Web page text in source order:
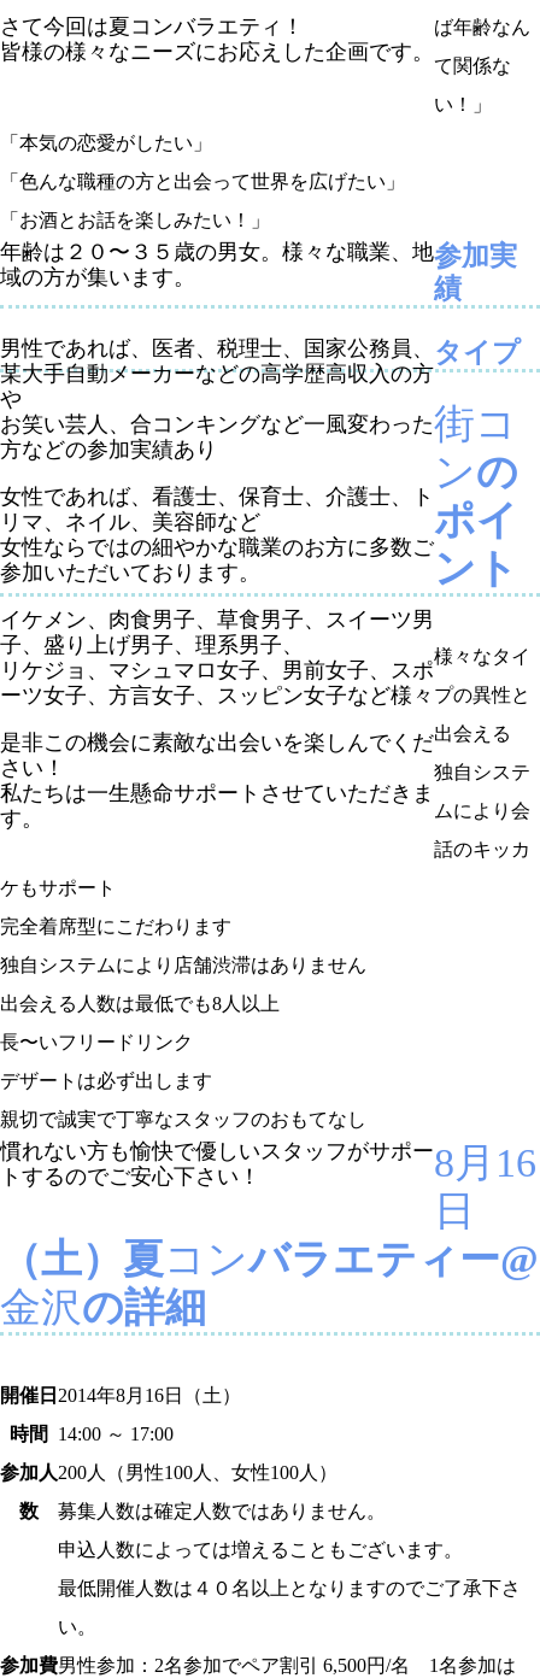
さて今回は夏コンバラエティ！
皆様の様々なニーズにお応えした企画です。
ば年齢なん
て関係な
い！」
「本気の恋愛がしたい」
「色んな職種の方と出会って世界を広げたい」
「お酒とお話を楽しみたい！」
年齢は２０〜３５歳の男女。様々な職業、地
域の方が集います。
参加実
績
男性であれば、医者、税理士、国家公務員、
某大手自動メーカーなどの高学歴高収入の方
や
お笑い芸人、合コンキングなど一風変わった
方などの参加実績あり
女性であれば、看護士、保育士、介護士、ト
リマ、ネイル、美容師など
女性ならではの細やかな職業のお方に多数ご
参加いただいております。
タイプ
イケメン、肉食男子、草食男子、スイーツ男
子、盛り上げ男子、理系男子、
リケジョ、マシュマロ女子、男前女子、スポ
ーツ女子、方言女子、スッピン女子など様々
是非この機会に素敵な出会いを楽しんでくだ
さい！
私たちは一生懸命サポートさせていただきま
す。
街コ
ンの
ポイ
ント
様々なタイ
プの異性と
出会える
独自システ
ムにより会
話のキッカ
ケもサポート
完全着席型にこだわります
独自システムにより店舗渋滞はありません
出会える人数は最低でも8人以上
長〜いフリードリンク
デザートは必ず出します
親切で誠実で丁寧なスタッフのおもてなし
慣れない方も愉快で優しいスタッフがサポー
トするのでご安心下さい！
8月16
日
（土）夏コンバラエティー@
金沢の詳細
開催日 2014年8月16日（土）
時間
14:00 ～ 17:00
参加人
数
200人（男性100人、女性100人）
募集人数は確定人数ではありません。
申込人数によっては増えることもございます。
最低開催人数は４０名以上となりますのでご了承下さ
い。
参加費男性参加：2名参加でペア割引 6,500円/名 1名参加は